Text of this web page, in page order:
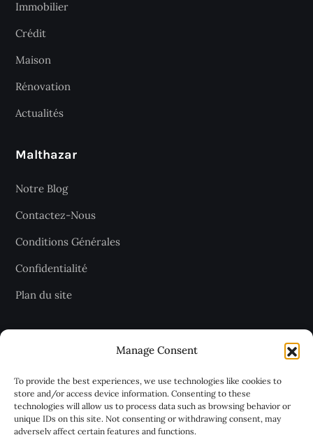
Manage Consent
To provide the best experiences, we use technologies like cookies to
store and/or access device information. Consenting to these
technologies will allow us to process data such as browsing behavior or
unique IDs on this site. Not consenting or withdrawing consent, may
adversely affect certain features and functions.
Immobilier
Crédit
Maison
Rénovation
Actualités
Malthazar
Notre Blog
Contactez-Nous
Conditions Générales
Confidentialité
Plan du site
Recevez les dernières articles
chaque jour